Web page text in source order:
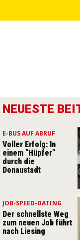
NEUESTE
E-BUS AUF ABRUF
Voller Erfolg: In
einem “Hüpfer”
durch die
Donaustadt
JOB-SPEED-DATING
Der schnellste Weg
zum neuen Job führt
nach Liesing